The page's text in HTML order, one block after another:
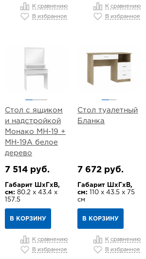
К сравнению
В избранное
К сравнению
В избранное
Стол с ящиком
и надстройкой
Монако МН-19 +
МН-19А белое
дерево
7 514 руб.
Габарит ШхГхВ,
см: 80.2 х 43.4 х
157.5
В КОРЗИНУ
К сравнению
В избранное
Стол туалетный
Бланка
7 672 руб.
Габарит ШхГхВ,
см:
110 х 43.5 х 75
см
В КОРЗИНУ
К сравнению
В избранное